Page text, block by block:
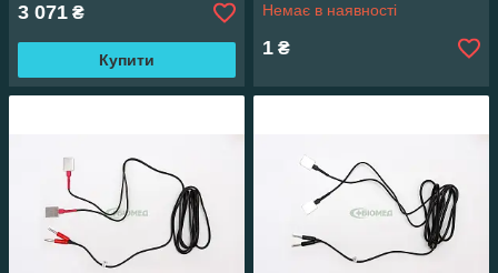
3 071 ₴
Купити
Немає в наявності
1 ₴